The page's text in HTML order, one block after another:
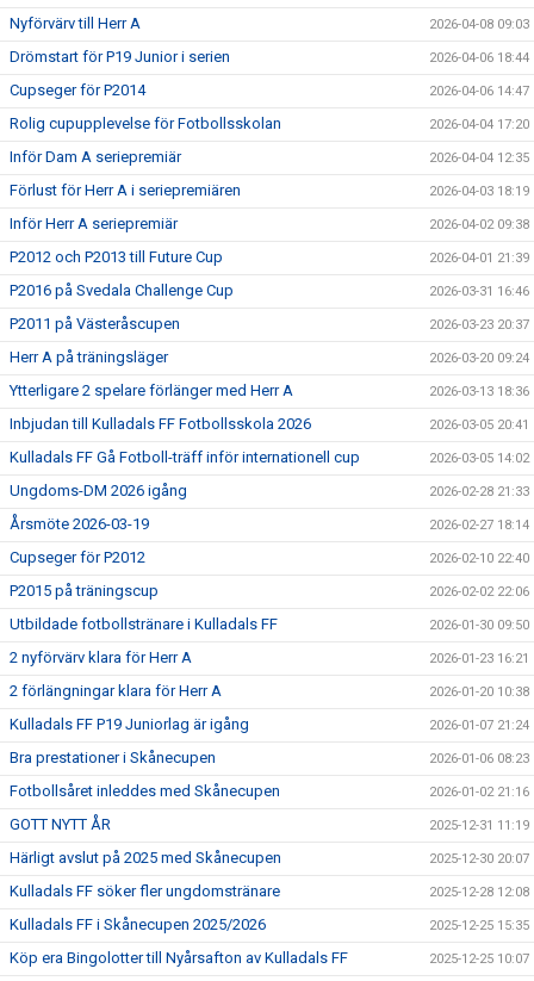
Nyförvärv till Herr A 2026-04-08 09:03
Drömstart för P19 Junior i serien 2026-04-06 18:44
Cupseger för P2014 2026-04-06 14:47
Rolig cupupplevelse för Fotbollsskolan 2026-04-04 17:20
Inför Dam A seriepremiär 2026-04-04 12:35
Förlust för Herr A i seriepremiären 2026-04-03 18:19
Inför Herr A seriepremiär 2026-04-02 09:38
P2012 och P2013 till Future Cup 2026-04-01 21:39
P2016 på Svedala Challenge Cup 2026-03-31 16:46
P2011 på Västeråscupen 2026-03-23 20:37
Herr A på träningsläger 2026-03-20 09:24
Ytterligare 2 spelare förlänger med Herr A 2026-03-13 18:36
Inbjudan till Kulladals FF Fotbollsskola 2026 2026-03-05 20:41
Kulladals FF Gå Fotboll-träff inför internationell cup 2026-03-05 14:02
Ungdoms-DM 2026 igång 2026-02-28 21:33
Årsmöte 2026-03-19 2026-02-27 18:14
Cupseger för P2012 2026-02-10 22:40
P2015 på träningscup 2026-02-02 22:06
Utbildade fotbollstränare i Kulladals FF 2026-01-30 09:50
2 nyförvärv klara för Herr A 2026-01-23 16:21
2 förlängningar klara för Herr A 2026-01-20 10:38
Kulladals FF P19 Juniorlag är igång 2026-01-07 21:24
Bra prestationer i Skånecupen 2026-01-06 08:23
Fotbollsåret inleddes med Skånecupen 2026-01-02 21:16
GOTT NYTT ÅR 2025-12-31 11:19
Härligt avslut på 2025 med Skånecupen 2025-12-30 20:07
Kulladals FF söker fler ungdomstränare 2025-12-28 12:08
Kulladals FF i Skånecupen 2025/2026 2025-12-25 15:35
Köp era Bingolotter till Nyårsafton av Kulladals FF 2025-12-25 10:07